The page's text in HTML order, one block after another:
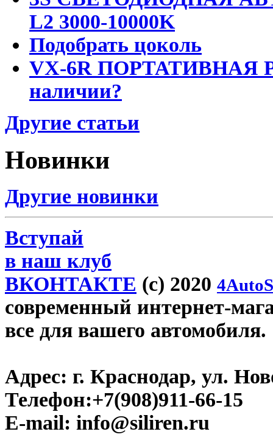
L2 3000-10000K
Подобрать цоколь
VX-6R ПОРТАТИВНАЯ
наличии?
Другие статьи
Новинки
Другие новинки
Вступай
в наш клуб
ВКОНТАКТЕ (c) 2020
современный интернет-
все для вашего автомобиля.
Адрес: г. Краснодар, ул.
Телефон:+7(908)911-66-15
E-mail: info@siliren.ru